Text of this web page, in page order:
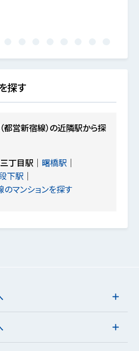
探す
都営新宿線）の近隣駅から探
丁目駅
曙橋駅
下駅
マンションを探す